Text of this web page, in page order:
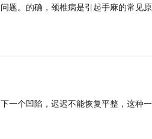
题。的确，颈椎病是引起手麻的常见原
一个凹陷，迟迟不能恢复平整，这种